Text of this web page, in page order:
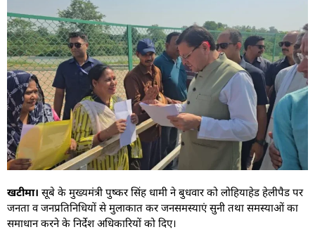
खटीमा। सूबे के मुख्यमंत्री पुष्कर सिंह धामी ने बुधवार को लोहियाहेड हेलीपैड पर
जनता व जनप्रतिनिधियों से मुलाकात कर जनसमस्याएं सुनी तथा समस्याओं का
समाधान करने के निर्देश अधिकारियों को दिए।